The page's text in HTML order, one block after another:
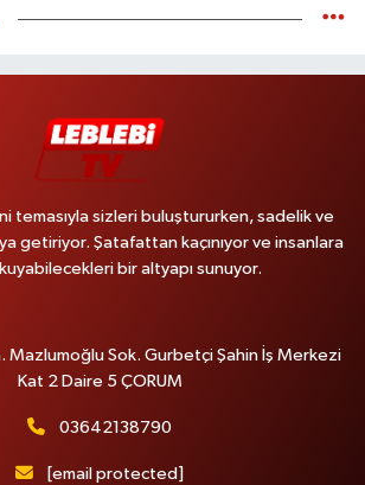
temasıyla sizleri buluştururken, sadelik ve
getiriyor. Şatafattan kaçınıyor ve insanlara
bir altyapı sunuyor.
Mazlumoğlu Sok. Gurbetçi Şahin İş Merkezi
Kat 2 Daire 5 ÇORUM
03642138790
[email protected]